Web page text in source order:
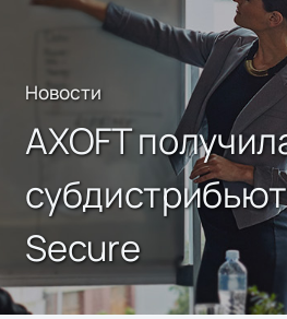
Новости
AXOFT
Secure